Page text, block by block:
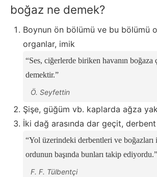
boğaz ne demek?
Boynun ön bölümü ve bu bölümü
organlar, imik
Ses, ciğerlerde biriken havanın boğaza
demektir.
Ö. Seyfettin
Şişe, güğüm vb. kaplarda ağza
İki dağ arasında dar geçit, derbent
Yol üzerindeki derbentleri ve boğazları
ordunun başında bunları takip ediyordu.
F. F. Tülbentçi